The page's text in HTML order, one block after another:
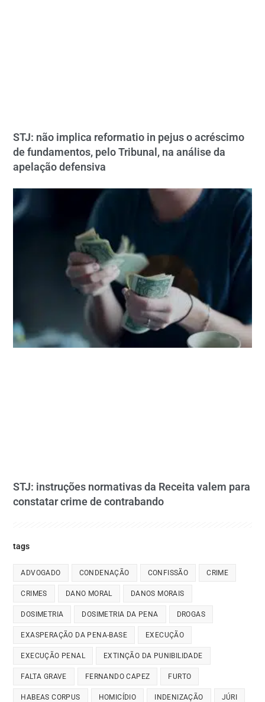
STJ: não implica reformatio in pejus o acréscimo
de fundamentos, pelo Tribunal, na análise da
apelação defensiva
STJ: instruções normativas da Receita valem para
constatar crime de contrabando
tags
ADVOGADO CONDENAÇÃO CONFISSÃO CRIME
CRIMES DANO MORAL DANOS MORAIS
DOSIMETRIA DOSIMETRIA DA PENA DROGAS
EXASPERAÇÃO DA PENA-BASE EXECUÇÃO
EXECUÇÃO PENAL EXTINÇÃO DA PUNIBILIDADE
FALTA GRAVE FERNANDO CAPEZ FURTO
HABEAS CORPUS HOMICÍDIO INDENIZAÇÃO JÚRI